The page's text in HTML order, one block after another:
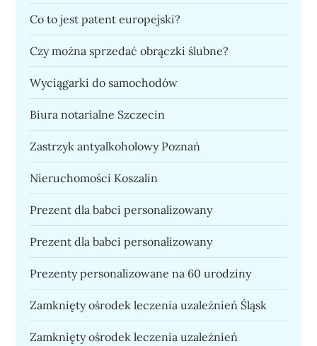
Co to jest patent europejski?
Czy można sprzedać obrączki ślubne?
Wyciągarki do samochodów
Biura notarialne Szczecin
Zastrzyk antyalkoholowy Poznań
Nieruchomości Koszalin
Prezent dla babci personalizowany
Prezent dla babci personalizowany
Prezenty personalizowane na 60 urodziny
Zamknięty ośrodek leczenia uzależnień Śląsk
Zamknięty ośrodek leczenia uzależnień